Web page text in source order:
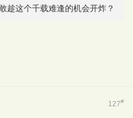
趁这个千载难逢的机会开炸？
127#